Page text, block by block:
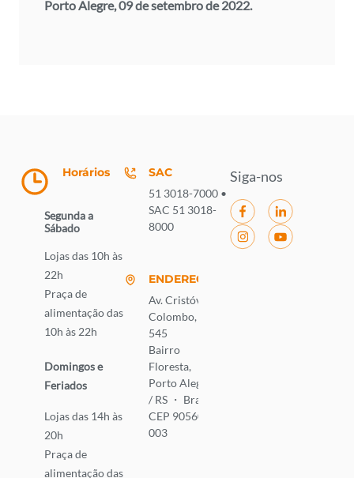
Porto Alegre, 09 de setembro de 2022.
Horários
Segunda a
Sábado
Lojas das 10h às
22h
Praça de
alimentação das
10h às 22h
Domingos e
Feriados
Lojas das 14h às
20h
Praça de
alimentação das
SAC
51 3018-7000 •
SAC 51 3018-
8000
ENDEREÇO
Av. Cristóvão
Colombo,
545
Bairro
Floresta,
Porto Alegre
/ RS ・ Brasil
CEP 90560-
003
Siga-nos